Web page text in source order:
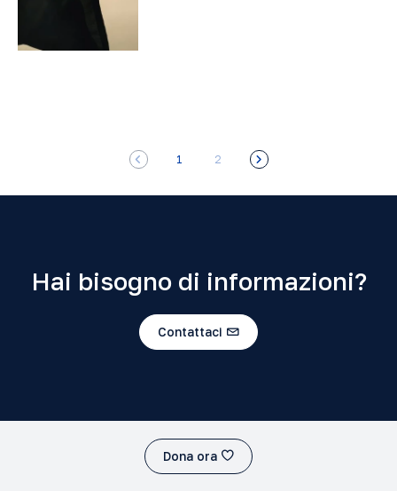
1 2
Hai bisogno di informazioni?
Contattaci
Dona ora